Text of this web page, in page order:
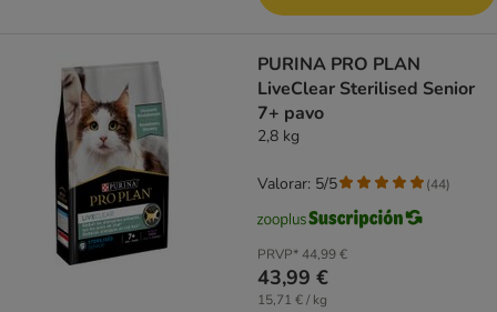
PURINA PRO PLAN
LiveClear Sterilised Senior
7+ pavo
2,8 kg
PRVP*44,99 €
43,99 €
15,71 € / kg
Valorar: 5/5 (44)